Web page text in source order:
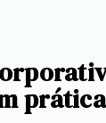
prática